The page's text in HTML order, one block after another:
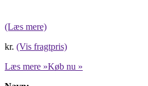
(Læs mere)
kr. (Vis fragtpris)
Læs mere »Køb nu »